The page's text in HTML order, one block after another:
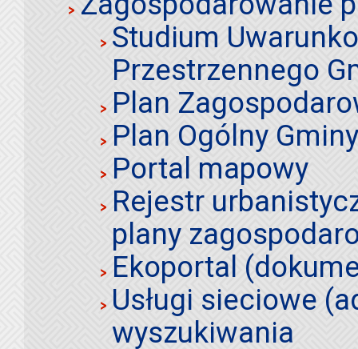
Studium
Przestrzennego
Plan
Plan Ogólny
Portal mapowy
Rejestr
plany
Ekoportal
Usługi sieciowe
wyszukiwania